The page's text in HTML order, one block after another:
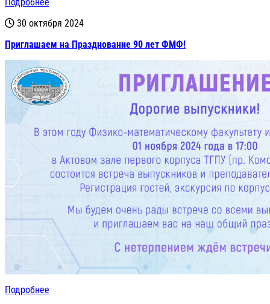
30 октября 2024
Приглашаем на Празднование 90 лет ФМФ!
Подробнее